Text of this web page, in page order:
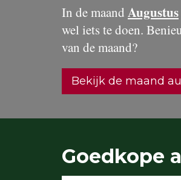
In de maand Augustus
wel iets te doen.
van de maand?
Bekijk de maand
Goedkope